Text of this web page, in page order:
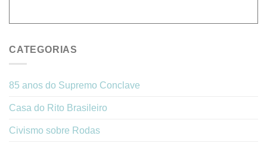
CATEGORIAS
85 anos do Supremo Conclave
Casa do Rito Brasileiro
Civismo sobre Rodas